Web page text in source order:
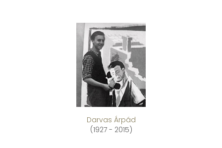
Darvas Árpád
(1927 - 2015)